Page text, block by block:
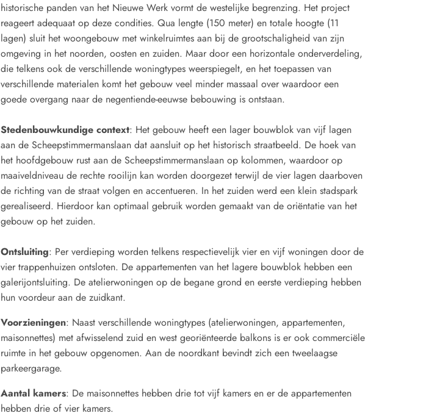
historische panden van het Nieuwe Werk vormt de westelijke begrenzing. Het project
reageert adequaat op deze condities. Qua lengte (150 meter) en totale hoogte (11
lagen) sluit het woongebouw met winkelruimtes aan bij de grootschaligheid van zijn
omgeving in het noorden, oosten en zuiden. Maar door een horizontale onderverdeling,
die telkens ook de verschillende woningtypes weerspiegelt, en het toepassen van
verschillende materialen komt het gebouw veel minder massaal over waardoor een
goede overgang naar de negentiende-eeuwse bebouwing is ontstaan.
Stedenbouwkundige context: Het gebouw heeft een lager bouwblok van vijf lagen
aan de Scheepstimmermanslaan dat aansluit op het historisch straatbeeld. De hoek van
het hoofdgebouw rust aan de Scheepstimmermanslaan op kolommen, waardoor op
maaiveldniveau de rechte rooilijn kan worden doorgezet terwijl de vier lagen daarboven
de richting van de straat volgen en accentueren. In het zuiden werd een klein stadspark
gerealiseerd. Hierdoor kan optimaal gebruik worden gemaakt van de oriëntatie van het
gebouw op het zuiden.
Ontsluiting: Per verdieping worden telkens respectievelijk vier en vijf woningen door de
vier trappenhuizen ontsloten. De appartementen van het lagere bouwblok hebben een
galerijontsluiting. De atelierwoningen op de begane grond en eerste verdieping hebben
hun voordeur aan de zuidkant.
Voorzieningen: Naast verschillende woningtypes (atelierwoningen, appartementen,
maisonnettes) met afwisselend zuid en west georiënteerde balkons is er ook commerciële
ruimte in het gebouw opgenomen. Aan de noordkant bevindt zich een tweelaagse
parkeergarage.
Aantal kamers: De maisonnettes hebben drie tot vijf kamers en er de appartementen
hebben drie of vier kamers.